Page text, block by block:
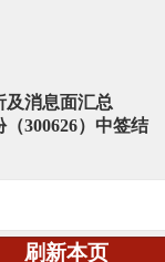
及消息面汇总
300626）中签结
刷新本页